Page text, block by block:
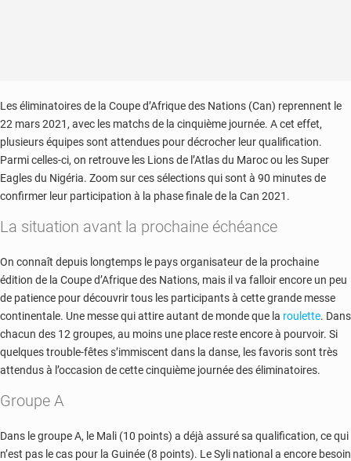
Les éliminatoires de la Coupe d’Afrique des Nations (Can) reprennent le
22 mars 2021, avec les matchs de la cinquième journée. A cet effet,
plusieurs équipes sont attendues pour décrocher leur qualification.
Parmi celles-ci, on retrouve les Lions de l’Atlas du Maroc ou les Super
Eagles du Nigéria. Zoom sur ces sélections qui sont à 90 minutes de
confirmer leur participation à la phase finale de la Can 2021.
La situation avant la prochaine échéance
On connaît depuis longtemps le pays organisateur de la prochaine
édition de la Coupe d’Afrique des Nations, mais il va falloir encore un peu
de patience pour découvrir tous les participants à cette grande messe
continentale. Une messe qui attire autant de monde que la roulette. Dans
chacun des 12 groupes, au moins une place reste encore à pourvoir. Si
quelques trouble-fêtes s’immiscent dans la danse, les favoris sont très
attendus à l’occasion de cette cinquième journée des éliminatoires.
Groupe A
Dans le groupe A, le Mali (10 points) a déjà assuré sa qualification, ce qui
n’est pas le cas pour la Guinée (8 points). Le Syli national a encore besoin